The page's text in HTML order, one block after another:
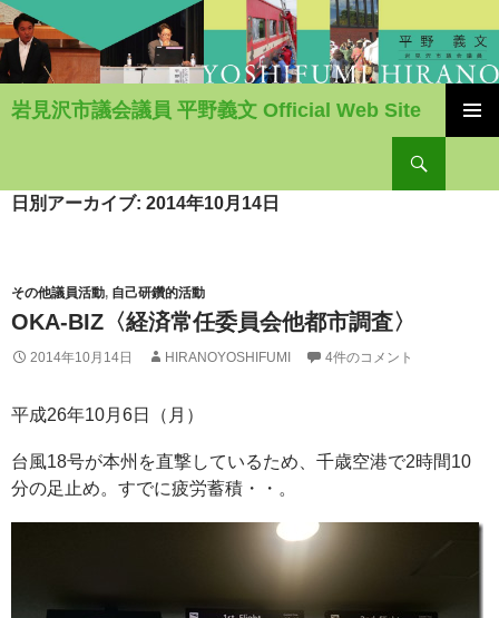
岩見沢市議会議員 平野義文 Official Web Site
ン
動
日別アーカイブ: 2014年10月14日
その他議員活動, 自己研鑽的活動
OKA-BIZ〈経済常任委員会他都市調査〉
2014年10月14日 HIRANOYOSHIFUMI 4件のコメント
平成26年10月6日（月）
台風18号が本州を直撃しているため、千歳空港で2時間10
分の足止め。すでに疲労蓄積・・。